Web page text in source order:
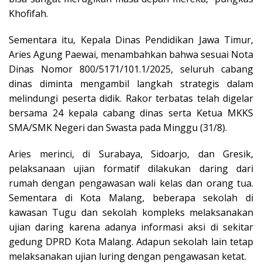
Khofifah.
Sementara itu, Kepala Dinas Pendidikan Jawa Timur,
Aries Agung Paewai, menambahkan bahwa sesuai Nota
Dinas Nomor 800/5171/101.1/2025, seluruh cabang
dinas diminta mengambil langkah strategis dalam
melindungi peserta didik. Rakor terbatas telah digelar
bersama 24 kepala cabang dinas serta Ketua MKKS
SMA/SMK Negeri dan Swasta pada Minggu (31/8).
Aries merinci, di Surabaya, Sidoarjo, dan Gresik,
pelaksanaan ujian formatif dilakukan daring dari
rumah dengan pengawasan wali kelas dan orang tua.
Sementara di Kota Malang, beberapa sekolah di
kawasan Tugu dan sekolah kompleks melaksanakan
ujian daring karena adanya informasi aksi di sekitar
gedung DPRD Kota Malang. Adapun sekolah lain tetap
melaksanakan ujian luring dengan pengawasan ketat.